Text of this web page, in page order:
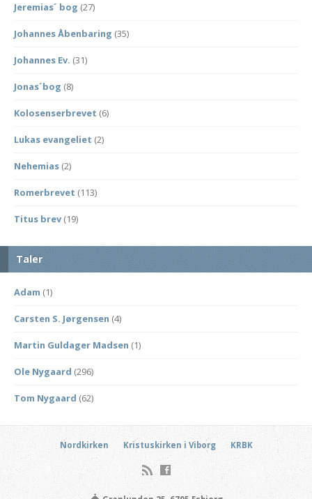
Jeremias´ bog (27)
Johannes Åbenbaring (35)
Johannes Ev. (31)
Jonas´bog (8)
Kolosenserbrevet (6)
Lukas evangeliet (2)
Nehemias (2)
Romerbrevet (113)
Titus brev (19)
Taler
Adam (1)
Carsten S. Jørgensen (4)
Martin Guldager Madsen (1)
Ole Nygaard (296)
Tom Nygaard (62)
Nordkirken Kristuskirken i Viborg KRBK